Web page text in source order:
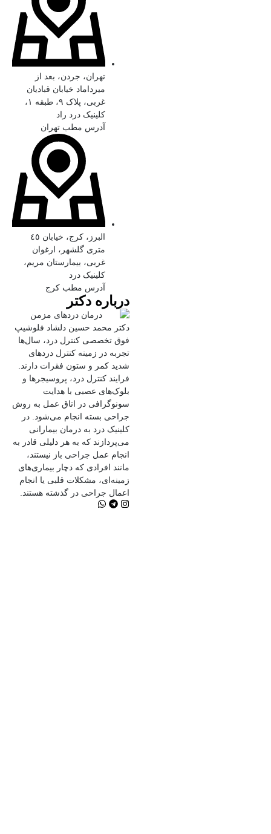
تهران، جردن، بعد از
میرداماد خیابان قبادیان
غربی، پلاک ۹، طبقه ۱،
کلینیک درد راد
آدرس مطب تهران
البرز، کرج، خیابان ٤٥
متری گلشهر، ارغوان
غربی، بیمارستان مریم،
کلینیک درد
آدرس مطب کرج
درباره دکتر
دکتر محمد حسین دلشاد فلوشیپ
فوق تخصصی کنترل درد، سال‌ها
تجربه در زمینه کنترل دردهای
شدید کمر و ستون فقرات دارند.
فرایند کنترل درد، پروسیجرها و
بلوک‌های عصبی با هدایت
سونوگرافی در اتاق عمل به روش
جراحی بسته انجام می‌شود. در
کلینیک درد به درمان‌ بیمارانی
می‌پردازند که به هر دلیلی قادر به
انجام عمل جراحی باز نیستند،
مانند افرادی که دچار بیماری‌های
زمینه‌ای، مشکلات قلبی یا انجام
اعمال جراحی در گذشته هستند.